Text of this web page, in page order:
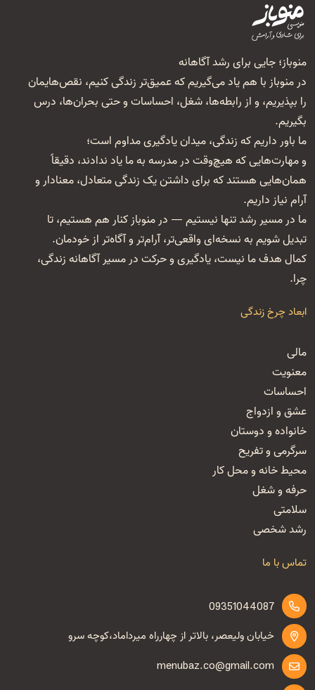
منوباز؛ جایی برای رشد آگاهانه
در منوباز با هم یاد می‌گیریم که عمیق‌تر زندگی کنیم، نقص‌هایمان
را بپذیریم، و از رابطه‌ها، شغل‌، احساسات و حتی بحران‌ها، درس
بگیریم.
ما باور داریم که زندگی، میدان یادگیری مداوم است؛
و مهارت‌هایی که هیچ‌وقت در مدرسه به ما یاد ندادند، دقیقاً
همان‌هایی هستند که برای داشتن یک زندگی متعادل، معنا‌دار و
آرام نیاز داریم.
ما در مسیر رشد تنها نیستیم — در منوباز کنار هم هستیم، تا
تبدیل شویم به نسخه‌ای واقعی‌تر، آرام‌تر و آگاه‌تر از خودمان.
کمال هدف ما نیست، یادگیری و حرکت در مسیر آگاهانه زندگی،
چرا.
ابعاد چرخ زندگی
مالی
معنویت
احساسات
عشق و ازدواج
خانواده و دوستان
سرگرمی و تفریح
محیط خانه و محل کار
حرفه و شغل
سلامتی
رشد شخصی
تماس با ما
09351044087
خیابان ولیعصر، بالاتر از چهارراه میرداماد،کوچه سرو
menubaz.co@gmail.com